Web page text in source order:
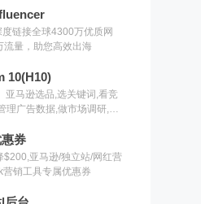
海干货集锦,欢迎关注
度链接全球4300万优质网
流量，助您高效出海
10(H10)
亚马逊选品,选关键词,看竞
理广告数据,做市场调研,有
券
$200,亚马逊/独立站/网红营
营销工具专属优惠券